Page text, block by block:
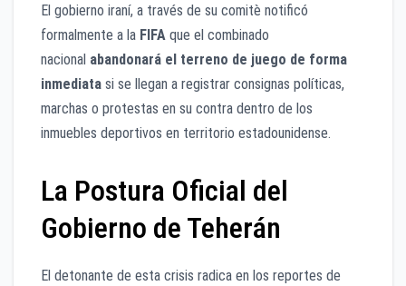
El gobierno iraní, a través de su comitè notificó
formalmente a la FIFA que el combinado
nacional abandonará el terreno de juego de forma
inmediata si se llegan a registrar consignas políticas,
marchas o protestas en su contra dentro de los
inmuebles deportivos en territorio estadounidense.
La Postura Oficial del
Gobierno de Teherán
El detonante de esta crisis radica en los reportes de